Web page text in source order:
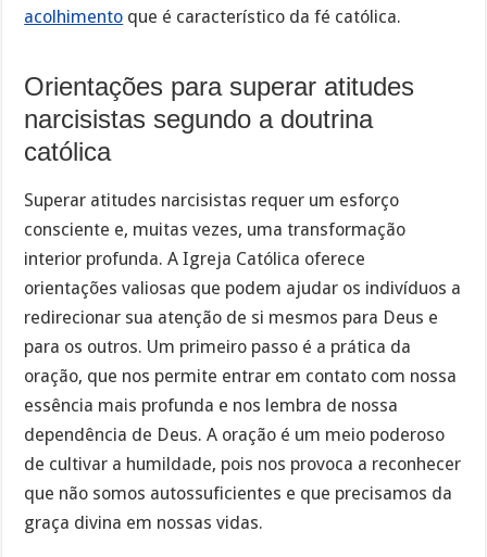
acolhimento que é característico da fé católica.
Orientações para superar atitudes
narcisistas segundo a doutrina
católica
Superar atitudes narcisistas requer um esforço
consciente e, muitas vezes, uma transformação
interior profunda. A Igreja Católica oferece
orientações valiosas que podem ajudar os indivíduos a
redirecionar sua atenção de si mesmos para Deus e
para os outros. Um primeiro passo é a prática da
oração, que nos permite entrar em contato com nossa
essência mais profunda e nos lembra de nossa
dependência de Deus. A oração é um meio poderoso
de cultivar a humildade, pois nos provoca a reconhecer
que não somos autossuficientes e que precisamos da
graça divina em nossas vidas.